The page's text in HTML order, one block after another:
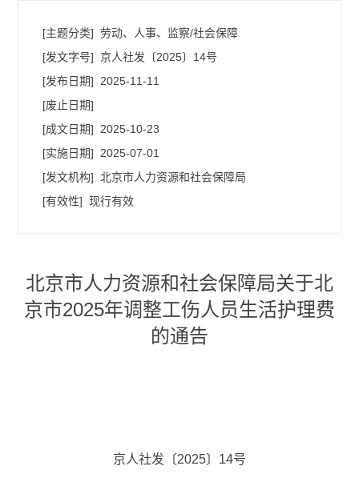
[主题分类] 劳动、人事、监察/社会保障
[发文字号]
​京人社发〔2025〕14号
[发布日期]
2025-11-11
[废止日期]
[成文日期]
2025-10-23
[实施日期]
2025-07-01
[发文机构]
北京市人力资源和社会保障局
[有效性] 现行有效
北京市人力资源和社会保障局关于北
京市2025年调整工伤人员生活护理费
的通告
京人社发〔2025〕14号